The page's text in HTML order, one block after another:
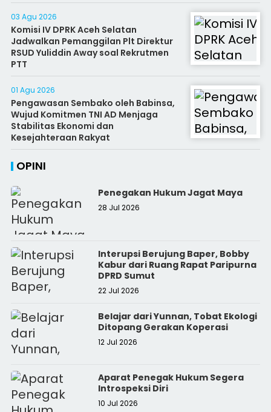
03 Agu 2026
Komisi IV DPRK Aceh Selatan
Jadwalkan Pemanggilan Plt Direktur
RSUD Yuliddin Away soal Rekrutmen
PTT
01 Agu 2026
Pengawasan Sembako oleh Babinsa,
Wujud Komitmen TNI AD Menjaga
Stabilitas Ekonomi dan
Kesejahteraan Rakyat
OPINI
Penegakan Hukum Jagat Maya
28 Jul 2026
Interupsi Berujung Baper, Bobby
Kabur dari Ruang Rapat Paripurna
DPRD Sumut
22 Jul 2026
Belajar dari Yunnan, Tobat Ekologi
Ditopang Gerakan Koperasi
12 Jul 2026
Aparat Penegak Hukum Segera
Introspeksi Diri
10 Jul 2026